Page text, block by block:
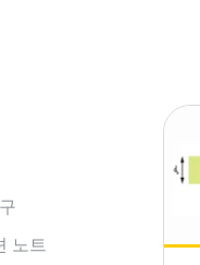
노트